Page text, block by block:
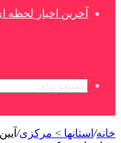
آخرین اخبار لحظه
خانه/ استانها > مرکزی/